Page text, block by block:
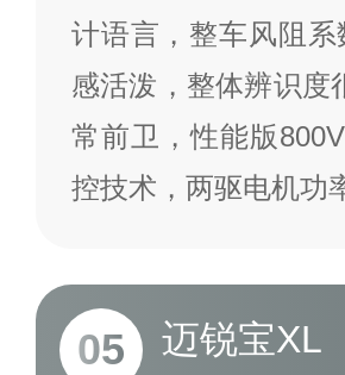
计语言，整车风阻
感活泼，整体辨识度
常前卫，性能版
控技术，两驱电机功
05 迈锐宝XL